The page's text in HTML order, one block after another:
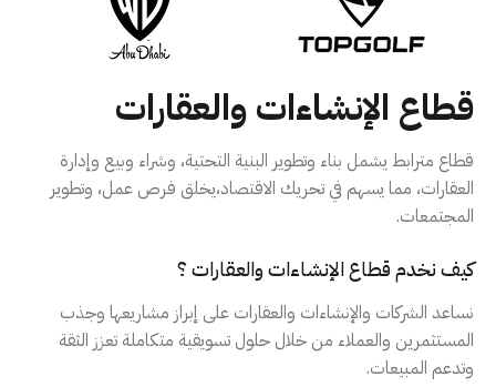
قطاع الإنشاءات والعقارات
قطاع مترابط يشمل بناء وتطوير البنية التحتية، وشراء وبيع وإدارة
العقارات، مما يسهم في تحريك الاقتصاد،يخلق فرص عمل، وتطوير
المجتمعات.
كيف نخدم قطاع الإنشاءات والعقارات ؟
نساعد الشركات والإنشاءات والعقارات على إبراز مشاريعها وجذب
المستثمرين والعملاء من خلال حلول تسويقية متكاملة تعزز الثقة
وتدعم المبيعات.